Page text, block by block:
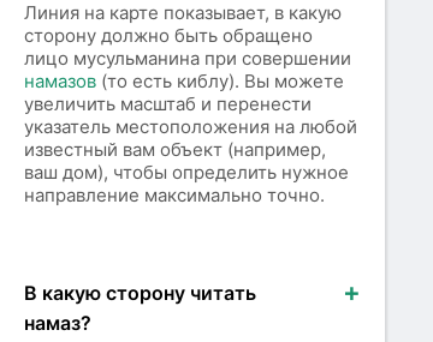
Линия на карте показывает, в какую
сторону должно быть обращено
лицо мусульманина при совершении
намазов (то есть киблу). Вы можете
увеличить масштаб и перенести
указатель местоположения на любой
известный вам объект (например,
ваш дом), чтобы определить нужное
направление максимально точно.
В какую сторону читать
намаз?